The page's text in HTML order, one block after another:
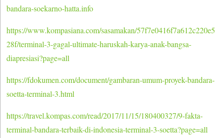
bandara-soekarno-hatta.info
https://www.kompasiana.com/sasamakan/57f7e0416f7a612c220e5
28f/terminal-3-gagal-ultimate-haruskah-karya-anak-bangsa-
diapresiasi?page=all
https://fdokumen.com/document/gambaran-umum-proyek-bandara-
soetta-terminal-3.html
https://travel.kompas.com/read/2017/11/15/180400327/9-fakta-
terminal-bandara-terbaik-di-indonesia-terminal-3-soetta?page=all